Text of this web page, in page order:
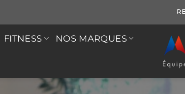
FITNESS NOS MARQUES